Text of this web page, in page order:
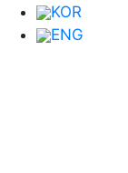
KOR
ENG